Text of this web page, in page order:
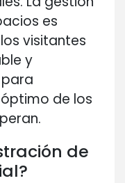
es
visitantes
y
de los
de